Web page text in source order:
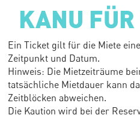
KANU
Ein Ticket gilt für die Miete
Zeitpunkt und Datum.
Hinweis: Die Mietzeiträume
tatsächliche Mietdauer kann
Zeitblöcken abweichen.
Die Kaution wird bei der